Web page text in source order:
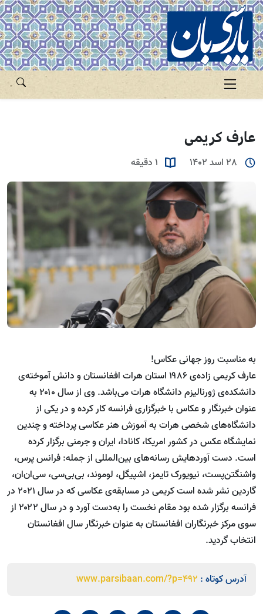
عارف کریمی
28 اسد 1402 1 دقیقه
به مناسبت روز جهانی عکاس!
عارف کریمی زاده‌ی ۱۹۸۶ استان هرات افغانستان و دانش آموخته‌ی
دانشکده‌ی ژورنالیزم دانشگاه هرات می‌باشد. وی از سال ۲۰۱۰ به
عنوان خبرنگار و عکاس با خبرگزاری فرانسه کار کرده و در یکی از
دانشگاه‌های شخصی هرات به آموزش هنر عکاسی پرداخته و چندین
نمایشگاه عکس در کشور امریکا، کانادا، ایران و جرمنی برگزار کرده
است. دست آوردهایش رسانه‌های بین‌المللی از جمله: فرانس پرس،
واشنگتن‌پست، نیویورک تایمز، اشپیگل، لوموند، بی‌بی‌سی، سی‌ان‌ان،
گاردین نشر شده است کریمی در مسابقه‌ی عکاسی‌ که در سال 2021 در
فرانسه برگزار شده بود مقام نخست را به‌دست آورد و در سال ۲۰۲۲ از
سوی مرکز خبرنگاران افغانستان به عنوان خبرنگار سال افغانستان
انتخاب گردید.
آدرس کوتاه : www.parsibaan.com/?p=492